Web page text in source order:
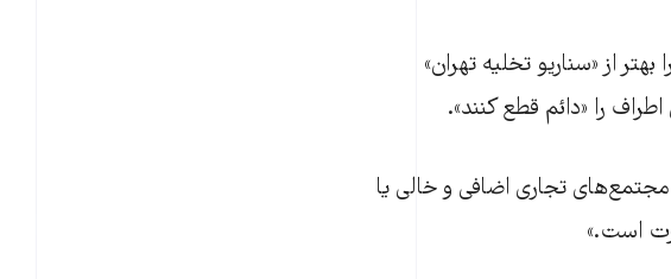
از «سناریو تخلیه تهران»
را «دائم قطع کنند».
تجاری اضافی و خالی یا